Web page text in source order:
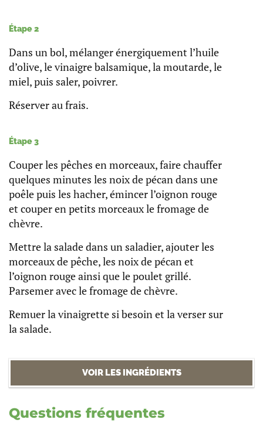
Étape 2
Dans un bol, mélanger énergiquement l’huile
d’olive, le vinaigre balsamique, la moutarde, le
miel, puis saler, poivrer.
Réserver au frais.
Étape 3
Couper les pêches en morceaux, faire chauffer
quelques minutes les noix de pécan dans une
poêle puis les hacher, émincer l’oignon rouge
et couper en petits morceaux le fromage de
chèvre.
Mettre la salade dans un saladier, ajouter les
morceaux de pêche, les noix de pécan et
l’oignon rouge ainsi que le poulet grillé.
Parsemer avec le fromage de chèvre.
Remuer la vinaigrette si besoin et la verser sur
la salade.
VOIR LES INGRÉDIENTS
Questions fréquentes